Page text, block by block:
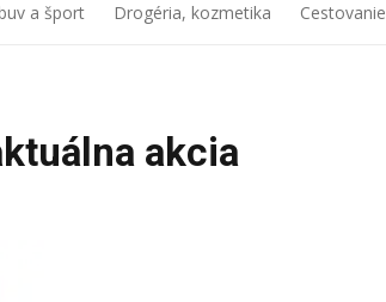
a šport Drogéria, kozmetika Cestovanie
akcia